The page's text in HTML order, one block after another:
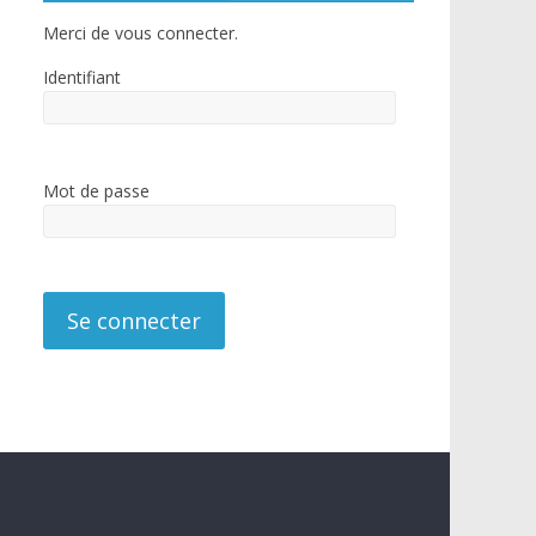
Merci de vous connecter.
Identifiant
Mot de passe